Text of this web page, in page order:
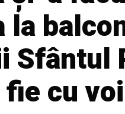
la
Sfântul
fie cu